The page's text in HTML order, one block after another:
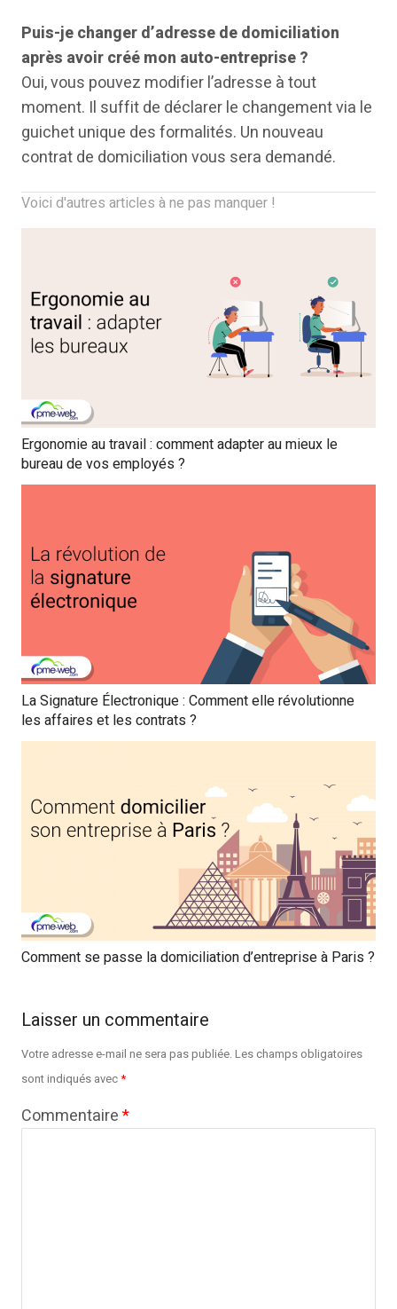
Puis-je changer d’adresse de domiciliation
après avoir créé mon auto-entreprise ?
Oui, vous pouvez modifier l’adresse à tout
moment. Il suffit de déclarer le changement via le
guichet unique des formalités. Un nouveau
contrat de domiciliation vous sera demandé.
Voici d'autres articles à ne pas manquer !
Ergonomie au travail : comment adapter au mieux le
bureau de vos employés ?
La Signature Électronique : Comment elle révolutionne
les affaires et les contrats ?
Comment se passe la domiciliation d’entreprise à Paris ?
Laisser un commentaire
Votre adresse e-mail ne sera pas publiée.Les champs obligatoires
sont indiqués avec*
Commentaire*